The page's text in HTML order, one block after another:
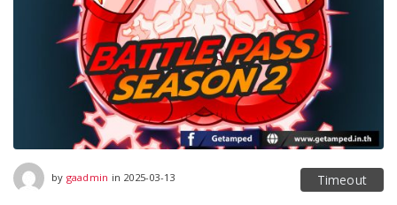
by gaadmin in 2025-03-13 Timeout